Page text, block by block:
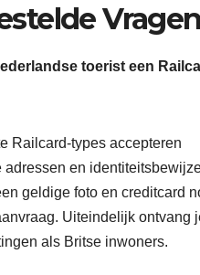
Vragen
toerist een
Railcard-types accepteren
adressen en
geldige foto en creditcard
Uiteindelijk ontvang
als Britse inwoners.